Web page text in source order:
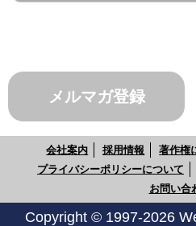
メルマガ登録
会社案内 採用情報 著作権
プライバシーポリシーについて
お問い合
Copyright © 1997-2026